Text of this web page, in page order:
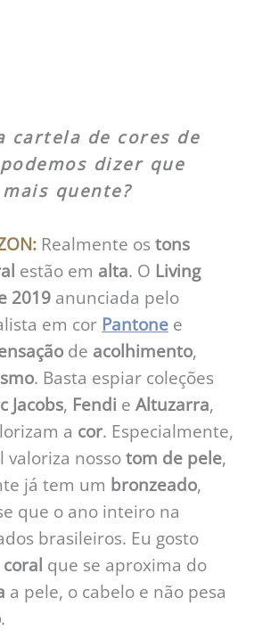
cartela de cores de
dizer que
quente?
Realmente os tons
estão em alta. O Living
2019 anunciada pelo
em cor Pantone e
de acolhimento,
. Basta espiar coleções
Jacobs, Fendi e Altuzarra,
a cor. Especialmente,
valoriza nosso tom de pele,
já tem um bronzeado,
que o ano inteiro na
brasileiros. Eu gosto
coral que se aproxima do
a pele, o cabelo e não pesa
.